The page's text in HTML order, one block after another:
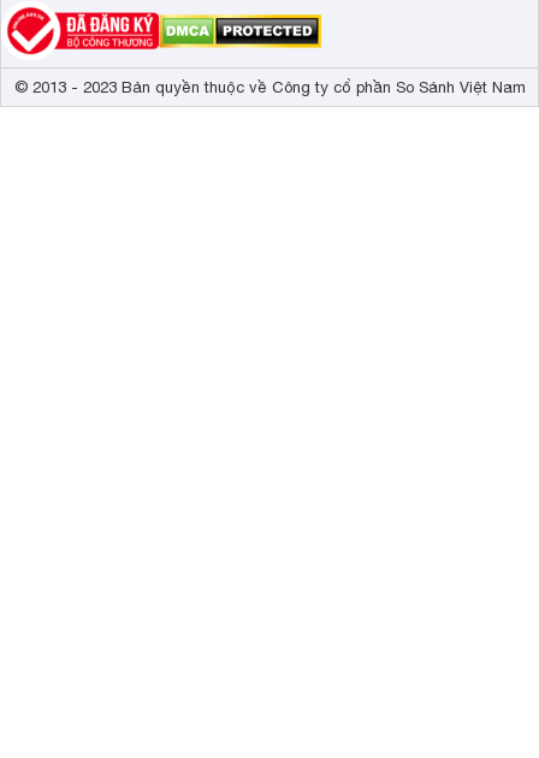
© 2013 - 2023 Bản quyền thuộc về Công ty cổ phần So Sánh Việt Nam